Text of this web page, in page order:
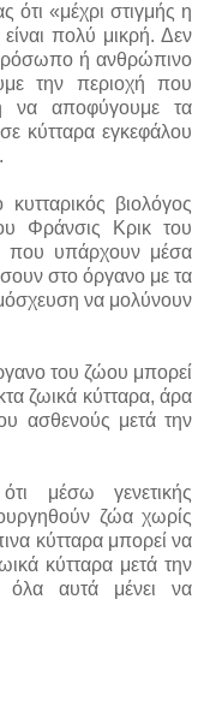
ότι «μέχρι στιγμής η
πολύ μικρή. Δεν
ή ανθρώπινο
την περιοχή που
να αποφύγουμε τα
κύτταρα εγκεφάλου
βιολόγος
Φράνσις Κρικ του
που υπάρχουν μέσα
στο όργανο με τα
να μολύνουν
του ζώου μπορεί
ζωικά κύτταρα, άρα
ασθενούς μετά την
μέσω γενετικής
ζώα χωρίς
κύτταρα μπορεί να
κύτταρα μετά την
όλα αυτά μένει να